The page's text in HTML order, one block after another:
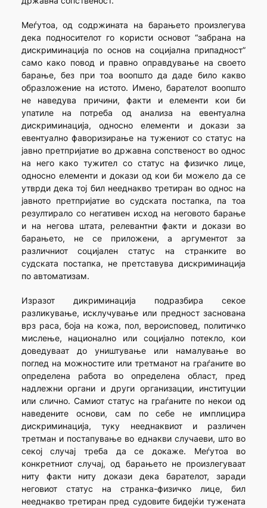
Меѓутоа, од содржината на барањето произлегува
дека подносителот го користи основот “забрана на
дискриминација по основ на социјална припадност”
само како повод и правно оправдување на своето
барање, без при тоа воопшто да даде било какво
образложение на истото. Имено, барателот воопшто
не наведува причини, факти и елементи кои би
упатиле на потреба од анализа на евентуална
дискриминација, односно елементи и докази за
евентуално фаворизирање на тужениот со статус на
јавно претпријатие во државна сопственост во однос
на него како тужител со статус на физичко лице,
односно елементи и докази од кои би можело да се
утврди дека тој бил нееднакво третиран во однос на
јавното претпријатие во судската постапка, па тоа
резултирало со негативен исход на неговото барање
и на негова штата, релевантни факти и докази во
барањето, не се приложени, а аргументот за
различниот социјален статус на странките во
судската постапка, не претставува дискриминација
по автоматизам.
Изразот дикриминација подразбира секое
разликување, исклучување или предност заснована
врз раса, боја на кожа, пол, вероисповед, политичко
мислење, национално или социјално потекло, кои
доведуваат до уништување или намалување во
поглед на можностите или третманот на граѓаните во
определена работа во определена област, пред
надлежни органи и други организации, институции
или слично. Самиот статус на граѓаните по некои од
наведените основи, сам по себе не имплицира
дискриминација, туку нееднаквиот и различен
третман и постапување во еднакви случаеви, што во
секој случај треба да се докаже. Меѓутоа во
конкретниот случај, од барањето не произлегуваат
ниту факти ниту докази дека барателот, заради
неговиот статус на странка-физичко лице, бил
нееднакво третиран пред судовите бидејќи тужената